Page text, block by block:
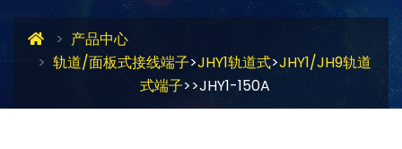
产品中心
轨道/面板式接线端子>JHY1轨道式>JHY1/JH9轨道
式端子>>JHY1-150A